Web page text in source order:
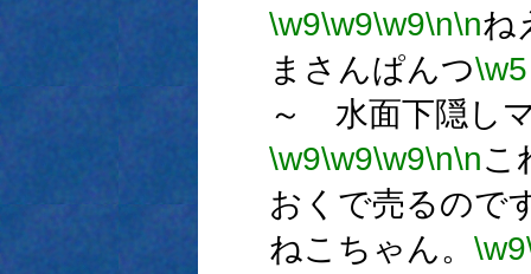
\w9\w9\w9\n\nね
まさんぱんつ\w5
～ 水面下隠し
\w9\w9\w9\n\nこ
おくで売るので
ねこちゃん。 \w9